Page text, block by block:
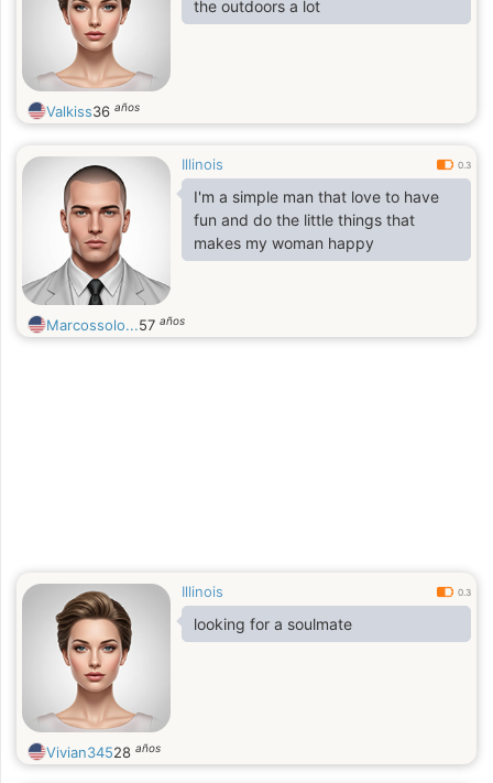
the outdoors a lot
Valkiss36 años
Illinois 0.3
I'm a simple man that love to have
fun and do the little things that
makes my woman happy
Marcossolo...57 años
Illinois 0.3
looking for a soulmate
Vivian34528 años